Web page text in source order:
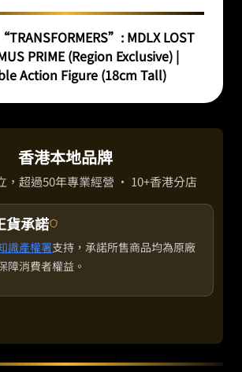
MDLX LOST
PRIME (Region Exclusive) |
Action Figure (18cm Tall)
香港本地品牌
，超過50年專業經營 · 10+香港分店
貨承諾
識產權署支持，承諾所售商品均為原廠
障消費者權益。